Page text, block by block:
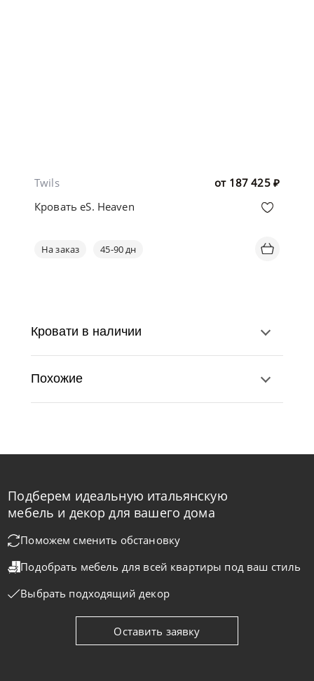
от 187 425 ₽
Twils
Кровать eS. Heaven
На заказ 45-90 дн
по запросу
Twils
На заказ 45-90 дн
Кровати в наличии
Похожие
Подберем идеальную итальянскую
мебель и декор для вашего дома
Поможем сменить обстановку
Подобрать мебель для всей квартиры под ваш стиль
Выбрать подходящий декор
Оставить заявку